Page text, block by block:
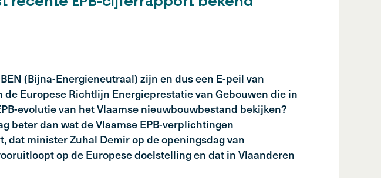
(Bijna-Energieneutraal) zijn en dus een E-peil van
Europese Richtlijn Energieprestatie van Gebouwen die in
evolutie van het Vlaamse nieuwbouwbestand bekijken?
beter dan wat de Vlaamse EPB-verplichtingen
minister Zuhal Demir op de openingsdag van
op de Europese doelstelling en dat in Vlaanderen